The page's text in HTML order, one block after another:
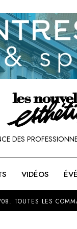
DES
VIDÉOS
TOUTES LES